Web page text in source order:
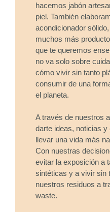
hacemos jabón
piel. También
acondicionador
muchos más
que te queremos
no va solo sobre
cómo vivir sin tanto
consumir de una
el planeta.
A través de nuestros
darte ideas, noticias
llevar una vida más
Con nuestras
evitar la exposición a
sintéticas y a vivir sin
nuestros residuos a
waste.